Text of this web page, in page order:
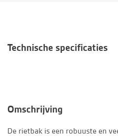
Technische specificaties
Omschrijving
De rietbak is een robuuste en